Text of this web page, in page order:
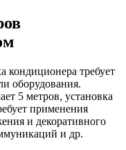
кондиционера требует
оборудования.
5 метров, установка
применения
и декоративного
и др.